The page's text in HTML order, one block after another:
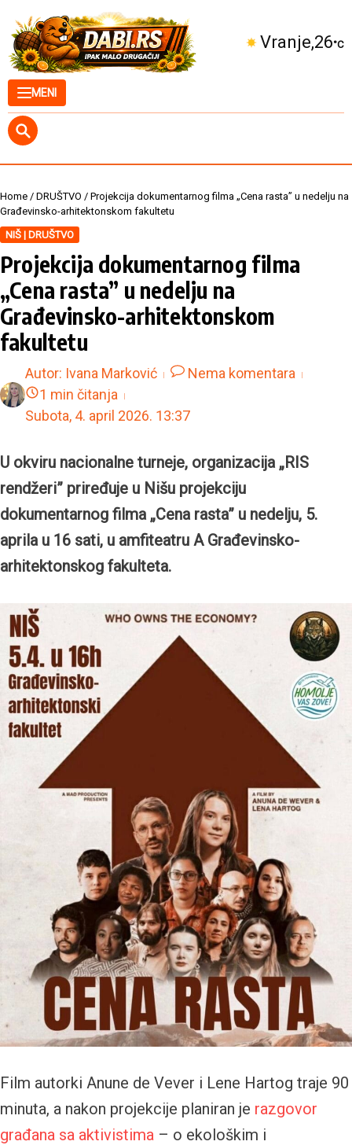
MENI
Kuršumlija 27°C
Home / DRUŠTVO / Projekcija dokumentarnog filma „Cena rasta” u nedelju na
Građevinsko-arhitektonskom fakultetu
NIŠ | DRUŠTVO
Projekcija dokumentarnog filma
„Cena rasta” u nedelju na
Građevinsko-arhitektonskom
fakultetu
Autor: Ivana Marković
Nema komentara
1 min čitanja
Subota, 4. april 2026. 13:37
U okviru nacionalne turneje, organizacija „RIS
rendžeri” priređuje u Nišu projekciju
dokumentarnog filma „Cena rasta” u nedelju, 5.
aprila u 16 sati, u amfiteatru A Građevinsko-
arhitektonskog fakulteta.
Film autorki Anune de Vever i Lene Hartog traje 90
minuta, a nakon projekcije planiran je razgovor
građana sa aktivistima – o ekološkim i